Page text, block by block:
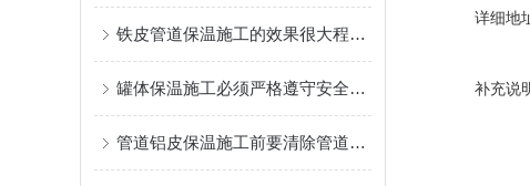
铁皮管道保温施工的效果很大程度上取决于细节处理
罐体保温施工必须严格遵守安全的操作规程
管道铝皮保温施工前要清除管道表面的油污、铁锈、灰尘等杂物
详细地
补充说